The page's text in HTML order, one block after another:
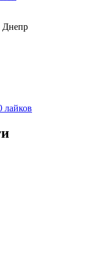
Днепр
лайков